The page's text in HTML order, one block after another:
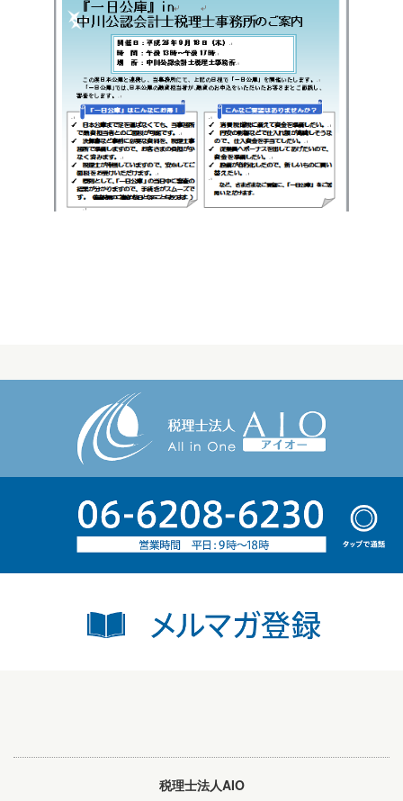
税理士法人AIO